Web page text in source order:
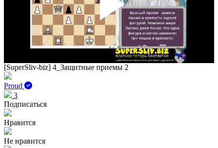
Play
[SuperSliv-biz] 4_Защитные приемы 2
Proud
3
Подписаться
Нравится
Не нравится